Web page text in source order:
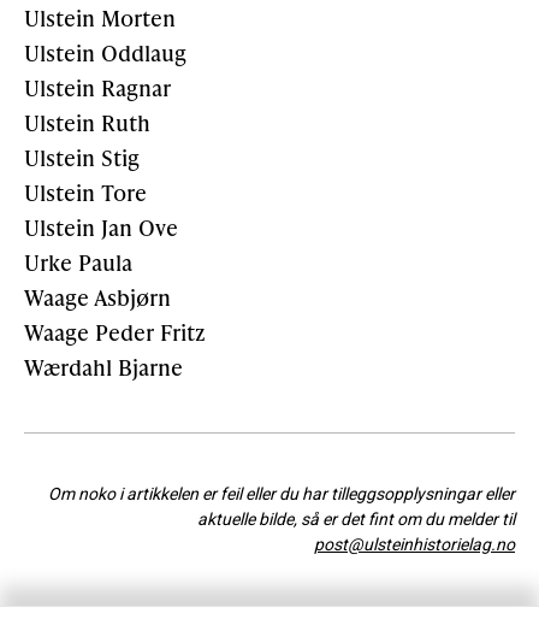
Ulstein Morten
Ulstein Oddlaug
Ulstein Ragnar
Ulstein Ruth
Ulstein Stig
Ulstein Tore
Ulstein Jan Ove
Urke Paula
Waage Asbjørn
Waage Peder Fritz
Wærdahl Bjarne
Om noko i artikkelen er feil eller du har tilleggsopplysningar eller
aktuelle bilde, så er det fint om du melder til
post@ulsteinhistorielag.no